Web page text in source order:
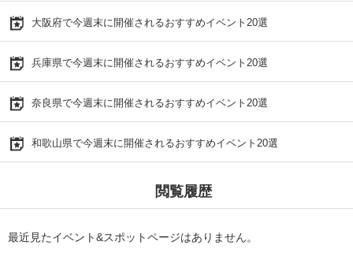
大阪府で今週末に開催されるおすすめイベント20選
兵庫県で今週末に開催されるおすすめイベント20選
奈良県で今週末に開催されるおすすめイベント20選
和歌山県で今週末に開催されるおすすめイベント20選
閲覧履歴
最近見たイベント&スポットページはありません。